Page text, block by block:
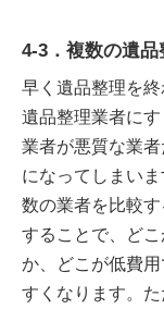
4-3．複数の遺
早く遺品整理を
遺品整理業者に
業者が悪質な業
になってしまい
数の業者を比較
することで、ど
か、どこが低費
すくなります。